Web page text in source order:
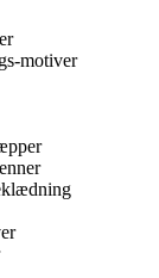
motiver